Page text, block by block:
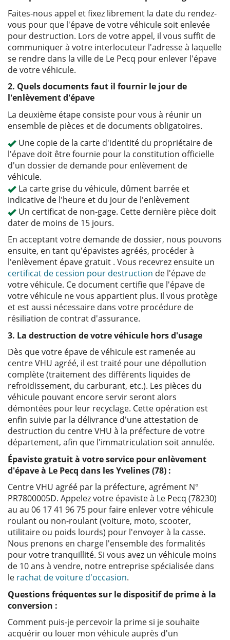
Faites-nous appel et fixez librement la date du rendez-
vous pour que l'épave de votre véhicule soit enlevée
pour destruction. Lors de votre appel, il vous suffit de
communiquer à votre interlocuteur l'adresse à laquelle
se rendre dans la ville de Le Pecq pour enlever l'épave
de votre véhicule.
2. Quels documents faut il fournir le jour de
l'enlèvement d'épave
La deuxième étape consiste pour vous à réunir un
ensemble de pièces et de documents obligatoires.
Une copie de la carte d'identité du propriétaire de
l'épave doit être fournie pour la constitution officielle
d'un dossier de demande pour enlèvement de
véhicule.
La carte grise du véhicule, dûment barrée et
indicative de l'heure et du jour de l'enlèvement
Un certificat de non-gage. Cette dernière pièce doit
dater de moins de 15 jours.
En acceptant votre demande de dossier, nous pouvons
ensuite, en tant qu'épavistes agréés, procéder à
l'enlèvement épave gratuit . Vous recevrez ensuite un
certificat de cession pour destruction de l'épave de
votre véhicule. Ce document certifie que l'épave de
votre véhicule ne vous appartient plus. Il vous protège
et est aussi nécessaire dans votre procédure de
résiliation de contrat d'assurance.
3. La destruction de votre véhicule hors d'usage
Dès que votre épave de véhicule est ramenée au
centre VHU agréé, il est traité pour une dépollution
complète (traitement des différents liquides de
refroidissement, du carburant, etc.). Les pièces du
véhicule pouvant encore servir seront alors
démontées pour leur recyclage. Cette opération est
enfin suivie par la délivrance d'une attestation de
destruction du centre VHU à la préfecture de votre
département, afin que l'immatriculation soit annulée.
Épaviste gratuit à votre service pour enlèvement
d'épave à Le Pecq dans les Yvelines (78) :
Centre VHU agréé par la préfecture, agrément N°
PR7800005D. Appelez votre épaviste à Le Pecq (78230)
au au 06 17 41 96 75 pour faire enlever votre véhicule
roulant ou non-roulant (voiture, moto, scooter,
utilitaire ou poids lourds) pour l'envoyer à la casse.
Nous prenons en charge l'ensemble des formalités
pour votre tranquillité. Si vous avez un véhicule moins
de 10 ans à vendre, notre entreprise spécialisée dans
le rachat de voiture d'occasion.
Questions fréquentes sur le dispositif de prime à la
conversion :
Comment puis-je percevoir la prime si je souhaite
acquérir ou louer mon véhicule auprès d'un